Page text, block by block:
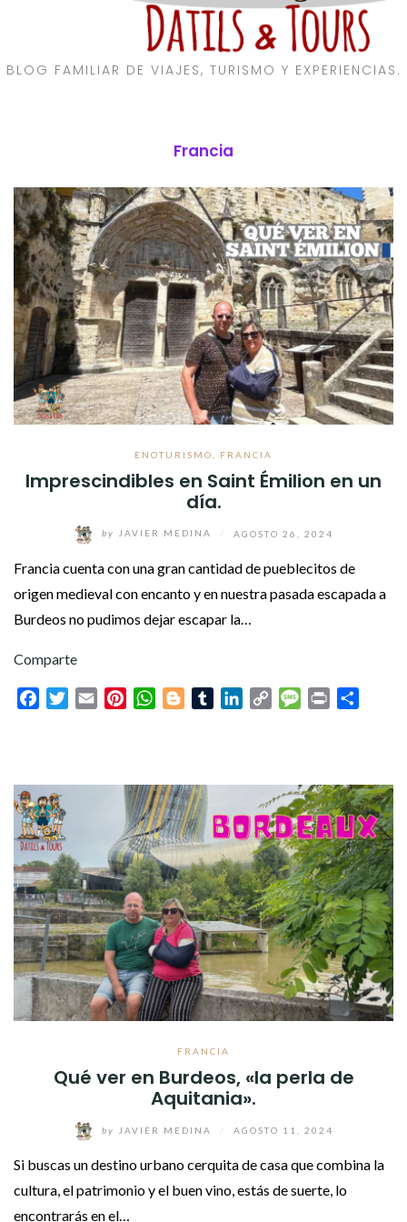
BLOG FAMILIAR DE VIAJES, TURISMO Y EXPERIENCIAS.
Francia
ENOTURISMO FRANCIA
Imprescindibles en Saint Émilion en un
día.
by JAVIER MEDINA AGOSTO 26, 2024
Francia cuenta con una gran cantidad de pueblecitos de
origen medieval con encanto y en nuestra pasada escapada a
Burdeos no pudimos dejar escapar la…
Comparte
FacebookTwitterEmail PinterestWhatsAppBloggerTumblrLinkedIn
Copy
Message
Print
FRANCIA
Qué ver en Burdeos, «la perla de
Aquitania».
by JAVIER MEDINA AGOSTO 11, 2024
Si buscas un destino urbano cerquita de casa que combina la
cultura, el patrimonio y el buen vino, estás de suerte, lo
encontrarás en el…